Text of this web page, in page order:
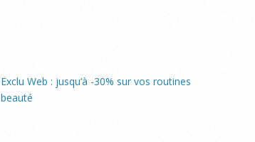
Exclu Web : jusqu’à -30% sur vos routines
beauté